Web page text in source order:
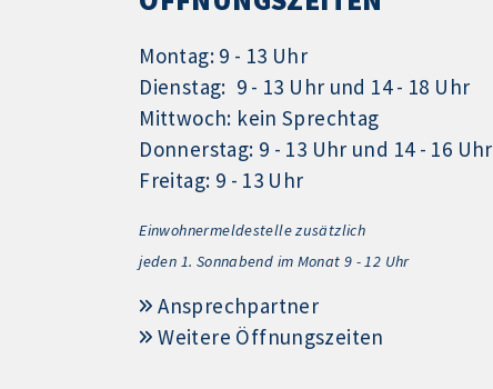
Montag: 9 - 13 Uhr
Dienstag: 9 - 13 Uhr und 14 - 18 Uhr
Mittwoch: kein Sprechtag
Donnerstag: 9 - 13 Uhr und 14 - 16 Uhr
Freitag: 9 - 13 Uhr
Einwohnermeldestelle zusätzlich
jeden 1. Sonnabend im Monat 9 - 12 Uhr
Ansprechpartner
Weitere Öffnungszeiten